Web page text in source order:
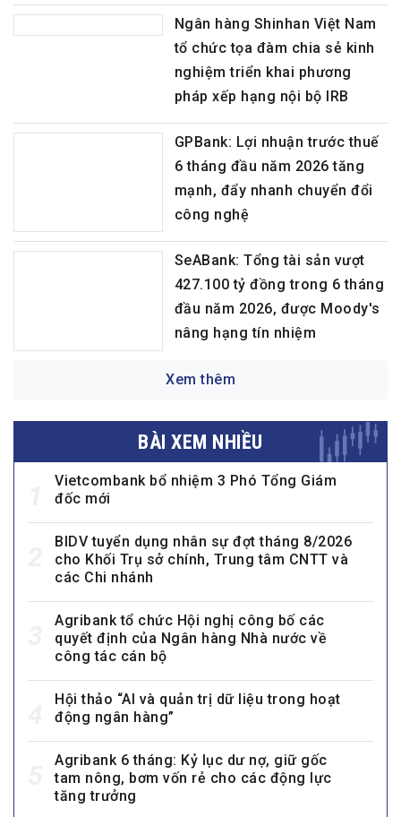
Ngân hàng Shinhan Việt Nam
tổ chức tọa đàm chia sẻ kinh
nghiệm triển khai phương
pháp xếp hạng nội bộ IRB
GPBank: Lợi nhuận trước thuế
6 tháng đầu năm 2026 tăng
mạnh, đẩy nhanh chuyển đổi
công nghệ
SeABank: Tổng tài sản vượt
427.100 tỷ đồng trong 6 tháng
đầu năm 2026, được Moody's
nâng hạng tín nhiệm
BÀI XEM NHIỀU
Vietcombank bổ nhiệm 3 Phó Tổng Giám
đốc mới
BIDV tuyển dụng nhân sự đợt tháng 8/2026
cho Khối Trụ sở chính, Trung tâm CNTT và
Agribank tổ chức Hội nghị công bố các
quyết định của Ngân hàng Nhà nước về
công tác cán bộ
Hội thảo “AI và quản trị dữ liệu trong hoạt
động ngân hàng”
Agribank 6 tháng: Kỷ lục dư nợ, giữ gốc
tam nông, bơm vốn rẻ cho các động lực
tăng trưởng